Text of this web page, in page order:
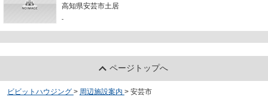
高知県安芸市土居
-
ページトップへ
ビビットハウジング > 周辺施設案内 > 安芸市